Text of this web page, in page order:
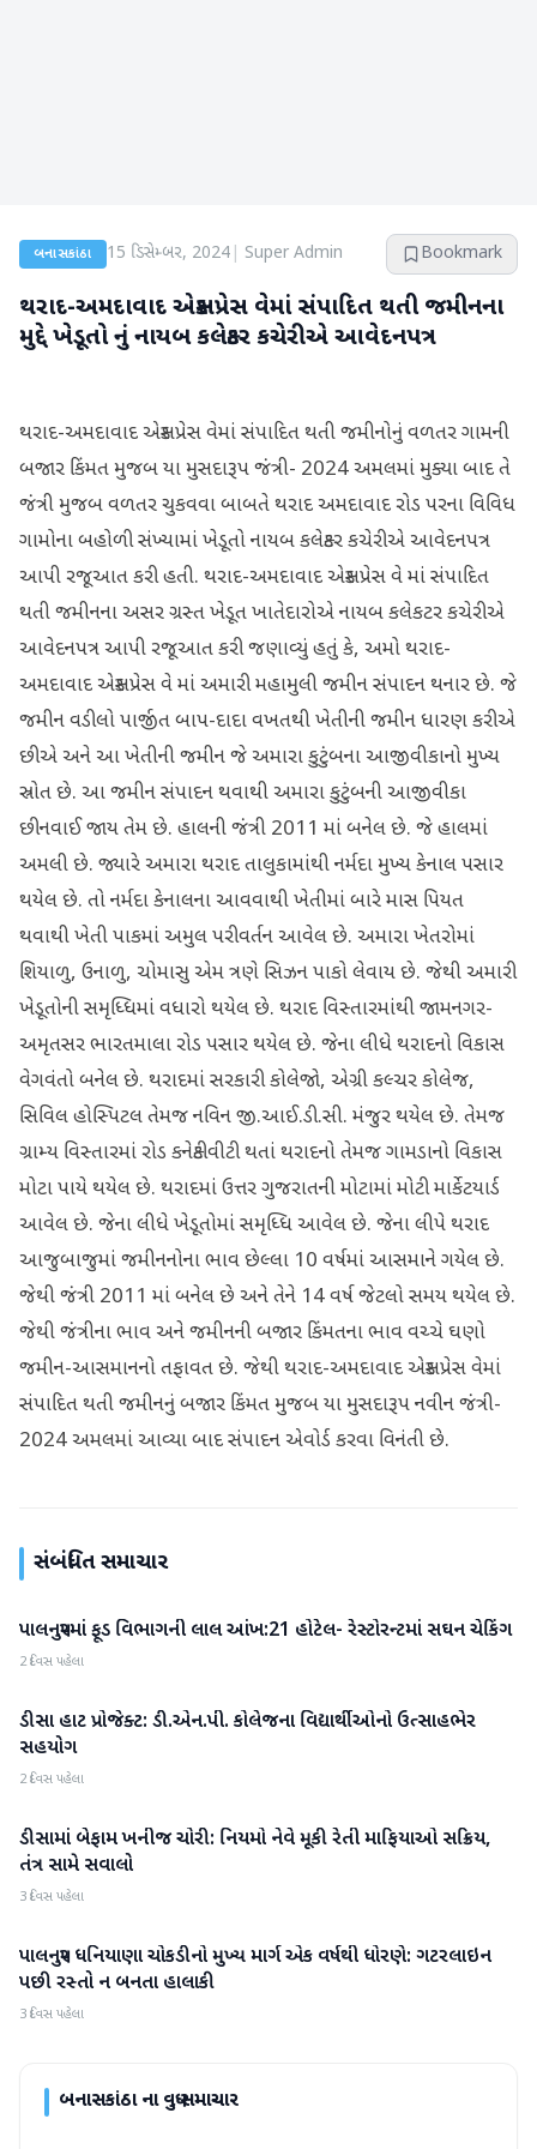
બનાસકાંઠા 15 ડિસેમ્બર, 2024| Super Admin Bookmark
થરાદ-અમદાવાદ એક્સપ્રેસ વેમાં સંપાદિત થતી જમીનના
મુદ્દે ખેડૂતો નું નાયબ કલેક્ટર કચેરીએ આવેદનપત્ર
થરાદ-અમદાવાદ એક્સપ્રેસ વેમાં સંપાદિત થતી જમીનોનું વળતર ગામની
બજાર કિંમત મુજબ યા મુસદારૂપ જંત્રી- 2024 અમલમાં મુક્યા બાદ તે
જંત્રી મુજબ વળતર ચુકવવા બાબતે થરાદ અમદાવાદ રોડ પરના વિવિધ
ગામોના બહોળી સંખ્યામાં ખેડૂતો નાયબ કલેક્ટર કચેરીએ આવેદનપત્ર
આપી રજૂઆત કરી હતી. થરાદ-અમદાવાદ એક્સપ્રેસ વે માં સંપાદિત
થતી જમીનના અસર ગ્રસ્ત ખેડૂત ખાતેદારોએ નાયબ કલેકટર કચેરીએ
આવેદનપત્ર આપી રજૂઆત કરી જણાવ્યું હતું કે, અમો થરાદ-
અમદાવાદ એક્સપ્રેસ વે માં અમારી મહામુલી જમીન સંપાદન થનાર છે. જે
જમીન વડીલો પાર્જીત બાપ-દાદા વખતથી ખેતીની જમીન ધારણ કરીએ
છીએ અને આ ખેતીની જમીન જે અમારા કુટુંબના આજીવીકાનો મુખ્ય
સ્રોત છે. આ જમીન સંપાદન થવાથી અમારા કુટુંબની આજીવીકા
છીનવાઈ જાય તેમ છે. હાલની જંત્રી 2011 માં બનેલ છે. જે હાલમાં
અમલી છે. જ્યારે અમારા થરાદ તાલુકામાંથી નર્મદા મુખ્ય કેનાલ પસાર
થયેલ છે. તો નર્મદા કેનાલના આવવાથી ખેતીમાં બારે માસ પિયત
થવાથી ખેતી પાકમાં અમુલ પરીવર્તન આવેલ છે. અમારા ખેતરોમાં
શિયાળુ, ઉનાળુ, ચોમાસુ એમ ત્રણે સિઝન પાકો લેવાય છે. જેથી અમારી
ખેડૂતોની સમૃધ્ધિમાં વધારો થયેલ છે. થરાદ વિસ્તારમાંથી જામનગર-
અમૃતસર ભારતમાલા રોડ પસાર થયેલ છે. જેના લીધે થરાદનો વિકાસ
વેગવંતો બનેલ છે. થરાદમાં સરકારી કોલેજો, એગ્રી કલ્ચર કોલેજ,
સિવિલ હોસ્પિટલ તેમજ નવિન જી.આઈ.ડી.સી. મંજુર થયેલ છે. તેમજ
ગ્રામ્ય વિસ્તારમાં રોડ કનેક્ટીવીટી થતાં થરાદનો તેમજ ગામડાનો વિકાસ
મોટા પાયે થયેલ છે. થરાદમાં ઉત્તર ગુજરાતની મોટામાં મોટી માર્કેટયાર્ડ
આવેલ છે. જેના લીધે ખેડૂતોમાં સમૃધ્ધિ આવેલ છે. જેના લીપે થરાદ
આજુબાજુમાં જમીનનોના ભાવ છેલ્લા 10 વર્ષમાં આસમાને ગયેલ છે.
જેથી જંત્રી 2011 માં બનેલ છે અને તેને 14 વર્ષ જેટલો સમય થયેલ છે.
જેથી જંત્રીના ભાવ અને જમીનની બજાર કિંમતના ભાવ વચ્ચે ઘણો
જમીન-આસમાનનો તફાવત છે. જેથી થરાદ-અમદાવાદ એક્સપ્રેસ વેમાં
સંપાદિત થતી જમીનનું બજાર કિંમત મુજબ યા મુસદારૂપ નવીન જંત્રી-
2024 અમલમાં આવ્યા બાદ સંપાદન એવોર્ડ કરવા વિનંતી છે.
સંબંધિત સમાચાર
બનાસકાંઠા
પાલનપુરમાં ફૂડ વિભાગની લાલ આંખ:21 હોટેલ- રેસ્ટોરન્ટમાં સઘન ચેકિંગ
2 દિવસ પહેલા
બનાસકાંઠા
ડીસા હાટ પ્રોજેક્ટ: ડી.એન.પી. કોલેજના વિદ્યાર્થીઓનો ઉત્સાહભેર
સહયોગ
2 દિવસ પહેલા
બનાસકાંઠા
ડીસામાં બેફામ ખનીજ ચોરી: નિયમો નેવે મૂકી રેતી માફિયાઓ સક્રિય,
તંત્ર સામે સવાલો
3 દિવસ પહેલા
બનાસકાંઠા
પાલનપુર ધનિયાણા ચોકડીનો મુખ્ય માર્ગ એક વર્ષથી ધોરણે: ગટરલાઇન
પછી રસ્તો ન બનતા હાલાકી
3 દિવસ પહેલા
બનાસકાંઠાના વધુ સમાચાર